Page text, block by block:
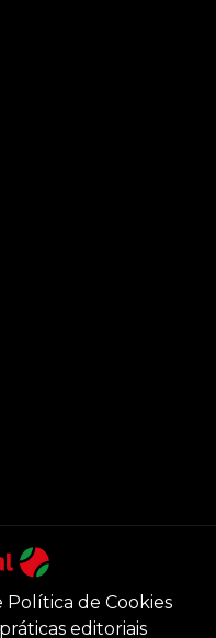
Política de Cookies
editoriais